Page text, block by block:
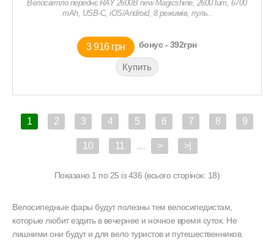
Велосвітло переднє RAY 2600B new Magicshine, 2600 lum, 6700
mAh, USB-C, iOS/Android, 8 режимів, пуль..
3 916 грн бонус - 392грн
1 2 3 4 5 6 7 8 9
10 11 .... > >|
Показано 1 по 25 із 436 (всього сторінок: 18)
Велосипедные фары будут полезны тем велосипедистам,
которые любит ездить в вечернее и ночное время суток. Не
лишними они будут и для вело туристов и путешественников.